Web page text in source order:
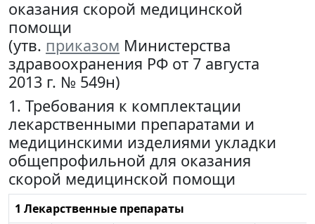
оказания скорой медицинской
помощи
(утв. приказом Министерства
здравоохранения РФ от 7 августа
2013 г. № 549н)
1. Требования к комплектации
лекарственными препаратами и
медицинскими изделиями укладки
общепрофильной для оказания
скорой медицинской помощи
1 Лекарственные препараты